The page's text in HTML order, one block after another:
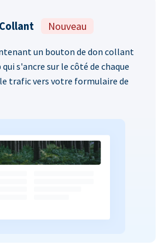
Nouveau
un bouton de don collant
s'ancre sur le côté de chaque
trafic vers votre formulaire de